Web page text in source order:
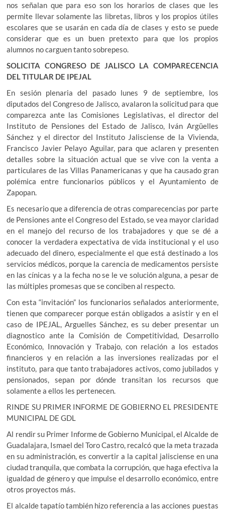
nos señalan que para eso son los horarios de clases que les
permite llevar solamente las libretas, libros y los propios útiles
escolares que se usarán en cada día de clases y esto se puede
considerar que es un buen pretexto para que los propios
alumnos no carguen tanto sobrepeso.
SOLICITA CONGRESO DE JALISCO LA COMPARECENCIA
DEL TITULAR DE IPEJAL
En sesión plenaria del pasado lunes 9 de septiembre, los
diputados del Congreso de Jalisco, avalaron la solicitud para que
comparezca ante las Comisiones Legislativas, el director del
Instituto de Pensiones del Estado de Jalisco, Iván Argüelles
Sánchez y el director del Instituto Jalisciense de la Vivienda,
Francisco Javier Pelayo Aguilar, para que aclaren y presenten
detalles sobre la situación actual que se vive con la venta a
particulares de las Villas Panamericanas y que ha causado gran
polémica entre funcionarios públicos y el Ayuntamiento de
Zapopan.
Es necesario que a diferencia de otras comparecencias por parte
de Pensiones ante el Congreso del Estado, se vea mayor claridad
en el manejo del recurso de los trabajadores y que se dé a
conocer la verdadera expectativa de vida institucional y el uso
adecuado del dinero, especialmente el que está destinado a los
servicios médicos, porque la carencia de medicamentos persiste
en las cínicas y a la fecha no se le ve solución alguna, a pesar de
las múltiples promesas que se conciben al respecto.
Con esta “invitación” los funcionarios señalados anteriormente,
tienen que comparecer porque están obligados a asistir y en el
caso de IPEJAL, Arguelles Sánchez, es su deber presentar un
diagnostico ante la Comisión de Competitividad, Desarrollo
Económico, Innovación y Trabajo, con relación a los estados
financieros y en relación a las inversiones realizadas por el
instituto, para que tanto trabajadores activos, como jubilados y
pensionados, sepan por dónde transitan los recursos que
solamente a ellos les pertenecen.
RINDE SU PRIMER INFORME DE GOBIERNO EL PRESIDENTE
MUNICIPAL DE GDL
Al rendir su Primer Informe de Gobierno Municipal, el Alcalde de
Guadalajara, Ismael del Toro Castro, recalcó que la meta trazada
en su administración, es convertir a la capital jalisciense en una
ciudad tranquila, que combata la corrupción, que haga efectiva la
igualdad de género y que impulse el desarrollo económico, entre
otros proyectos más.
El alcalde tapatío también hizo referencia a las acciones puestas